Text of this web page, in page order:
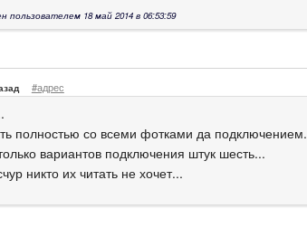
18 май 2014 в 06:53:59
#адрес
полностью со всеми фотками да подключением.
вариантов подключения штук шесть...
никто их читать не хочет...